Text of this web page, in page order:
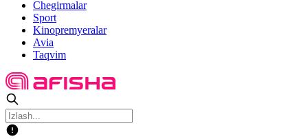
Chegirmalar
Sport
Kinopremyeralar
Avia
Taqvim